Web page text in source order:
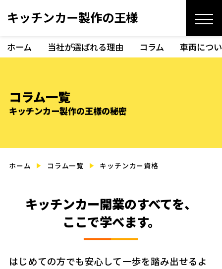
キッチンカー製作の王様
ホーム 当社が選ばれる理由 コラム 車両につ
コラム一覧
キッチンカー製作の王様の秘密
ホーム コラム一覧 キッチンカー資格
キッチンカー開業のすべてを、
ここで学べます。
はじめての方でも安心して一歩を踏み出せるよ